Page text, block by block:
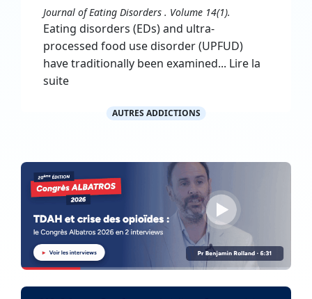
Journal of Eating Disorders . Volume 14(1).
Eating disorders (EDs) and ultra-
processed food use disorder (UPFUD)
have traditionally been examined... Lire la
suite
AUTRES ADDICTIONS